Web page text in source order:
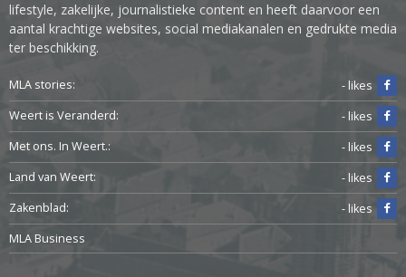
lifestyle, zakelijke, journalistieke content en heeft daarvoor een
aantal krachtige websites, social mediakanalen en gedrukte media
ter beschikking.
MLA stories:
- likes
Weert is Veranderd:
- likes
Met ons. In Weert.:
- likes
Land van Weert:
- likes
Zakenblad:
- likes
MLA Business